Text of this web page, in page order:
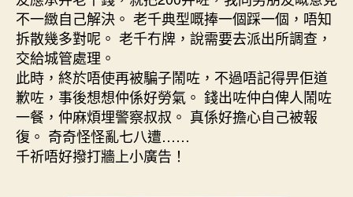
不一緻自己解決。 老千典型嘅捧一個踩一個，唔知
拆散幾多對呢。 老千冇牌，說需要去派出所調查，
交給城管處理。
此時，終於唔使再被騙子鬧咗，不過唔記得畀佢道
歉咗，事後想想仲係好勞氣。 錢出咗仲白俾人鬧咗
一餐，仲麻煩埋警察叔叔。 真係好擔心自己被報
復。 奇奇怪怪亂七八遭……
千祈唔好撥打牆上小廣告！